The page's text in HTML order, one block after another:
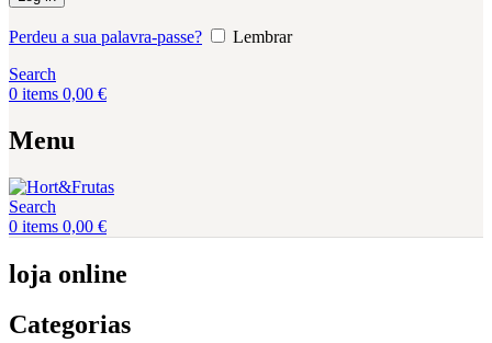
Perdeu a sua palavra-passe?
Lembrar
Search
0 items 0,00 €
Menu
Search
0 items 0,00 €
loja online
Categorias